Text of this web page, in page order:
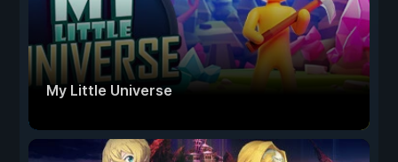
My Little Universe